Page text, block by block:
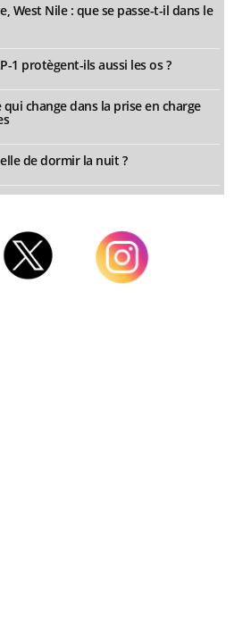
West Nile : que se passe-t-il dans le
1 protègent-ils aussi les os ?
change dans la prise en charge
de dormir la nuit ?